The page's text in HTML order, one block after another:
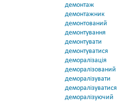
демонтаж
демонтажник
демонтований
демонтування
демонтувати
демонтуватися
деморалізація
деморалізований
деморалізувати
деморалізуватися
деморалізуючий